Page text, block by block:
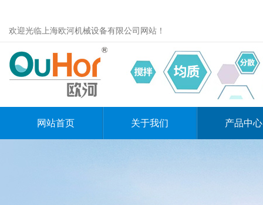
欢迎光临上海欧河机械设备有限公司网站！
网站首页 关于我们 产品中心